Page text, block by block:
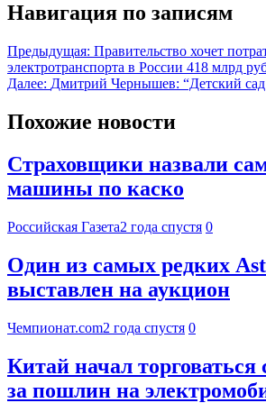
Навигация по записям
Предыдущая: Правительство хочет
электротранспорта в России 418 млрд
Далее: Дмитрий Чернышев: “Детский сад
Похожие новости
Страховщики назвали
машины по каско
Российская Газета2 года спустя 0
Один из самых редких
выставлен на аукцион
Чемпионат.com2 года спустя 0
Китай начал торговаться
за пошлин на